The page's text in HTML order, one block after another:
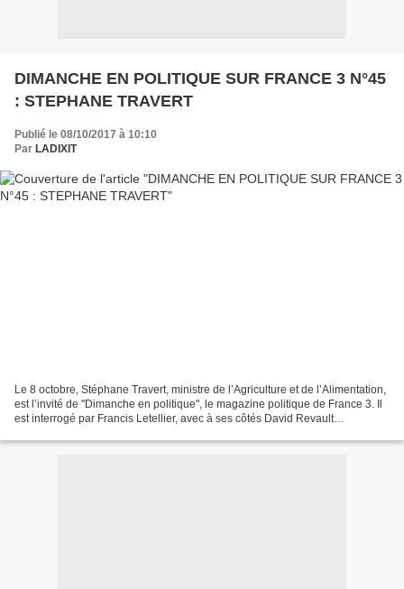
DIMANCHE EN POLITIQUE SUR FRANCE 3 N°45
: STEPHANE TRAVERT
Publié le 08/10/2017 à 10:10
Par LADIXIT
Le 8 octobre, Stéphane Travert, ministre de l’Agriculture et de l’Alimentation,
est l’invité de "Dimanche en politique", le magazine politique de France 3. Il
est interrogé par Francis Letellier, avec à ses côtés David Revault